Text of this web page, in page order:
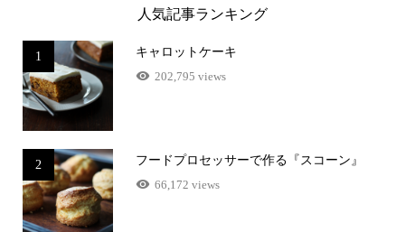
人気記事ランキング
1
キャロットケーキ
202,795 views
2
フードプロセッサーで作る『スコーン』
66,172 views